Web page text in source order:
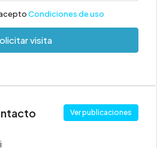
Condiciones de uso
visita
Ver publicaciones